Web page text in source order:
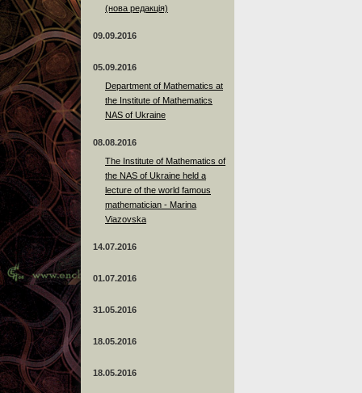
(нова редакція)
09.09.2016
05.09.2016
Department of Mathematics at
the Institute of Mathematics
NAS of Ukraine
08.08.2016
The Institute of Mathematics of
the NAS of Ukraine held a
lecture of the world famous
mathematician - Marina
Viazovska
14.07.2016
01.07.2016
31.05.2016
18.05.2016
18.05.2016